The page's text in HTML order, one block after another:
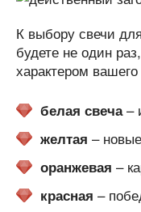
К выбору свечи
будете не один
характером
белая свеча–
желтая –
оранжевая –
красная –